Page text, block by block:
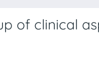
of clinical